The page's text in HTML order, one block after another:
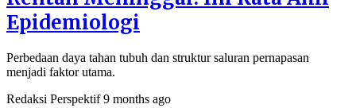
Epidemiologi
Perbedaan daya tahan tubuh dan struktur saluran pernapasan
menjadi faktor utama.
Redaksi Perspektif 9 months ago